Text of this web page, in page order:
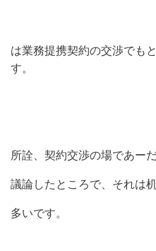
は業務提携契約の交渉でも
す。
所詮、契約交渉の場であー
議論したところで、それは
多いです。